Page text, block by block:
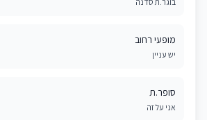
מופעי רחוב
יש עניין
סופר.ת
אני על זה